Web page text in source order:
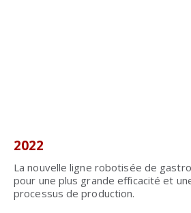
2022
La nouvelle ligne robotisée de
pour une plus grande efficacité et
processus de production.